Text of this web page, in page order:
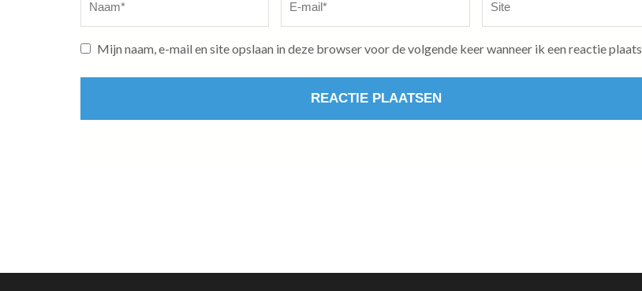
mail*
Mijn naam, e-mail en site opslaan in deze browser voor de volgende keer wanneer ik een reactie plaats.